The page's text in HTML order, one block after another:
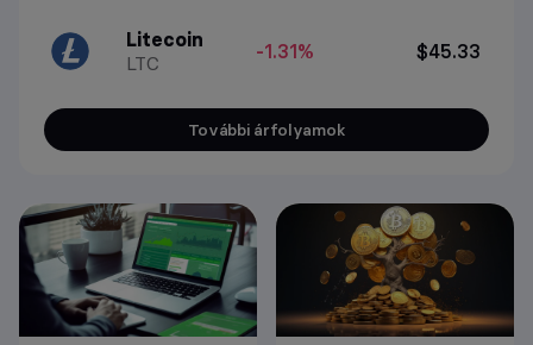
Litecoin
LTC
-1.31% $45.33
További árfolyamok